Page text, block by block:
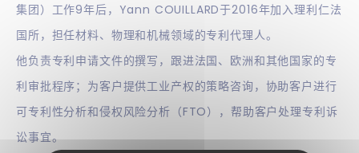
集团）工作9年后，Yann COUILLARD于2016年加入理利仁法
国所，担任材料、物理和机械领域的专利代理人。
他负责专利申请文件的撰写，跟进法国、欧洲和其他国家的专
利审批程序；为客户提供工业产权的策略咨询，协助客户进行
可专利性分析和侵权风险分析（FTO），帮助客户处理专利诉
讼事宜。